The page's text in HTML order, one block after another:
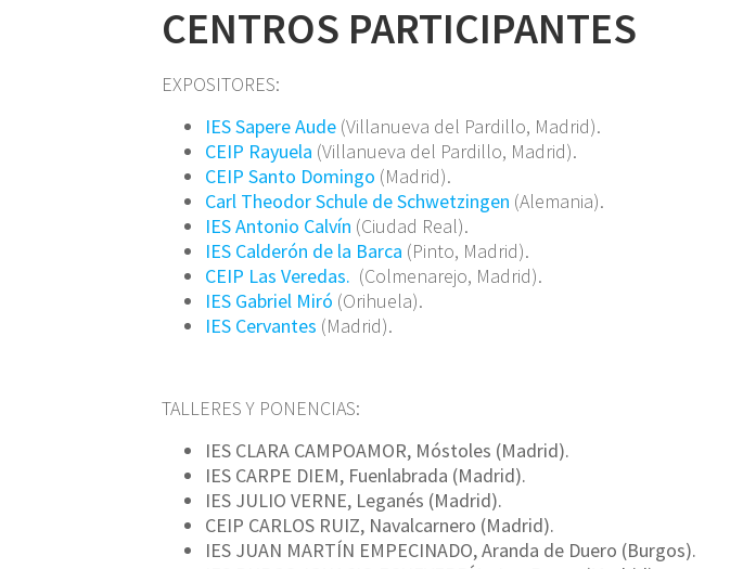
CENTROS PARTICIPANTES
EXPOSITORES:
IES Sapere Aude (Villanueva del Pardillo, Madrid).
CEIP Rayuela (Villanueva del Pardillo, Madrid).
CEIP Santo Domingo (Madrid).
Carl Theodor Schule de Schwetzingen (Alemania).
IES Antonio Calvín (Ciudad Real).
IES Calderón de la Barca (Pinto, Madrid).
CEIP Las Veredas. (Colmenarejo, Madrid).
IES Gabriel Miró (Orihuela).
IES Cervantes (Madrid).
TALLERES Y PONENCIAS:
IES CLARA CAMPOAMOR, Móstoles (Madrid).
IES CARPE DIEM, Fuenlabrada (Madrid).
IES JULIO VERNE, Leganés (Madrid).
CEIP CARLOS RUIZ, Navalcarnero (Madrid).
IES JUAN MARTÍN EMPECINADO, Aranda de Duero (Burgos).